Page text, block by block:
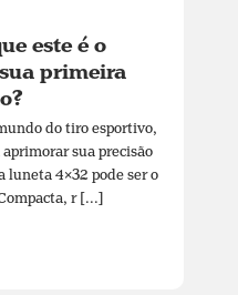
este é o
primeira
do tiro esportivo,
sua precisão
luneta 4×32 pode ser o
r [...]